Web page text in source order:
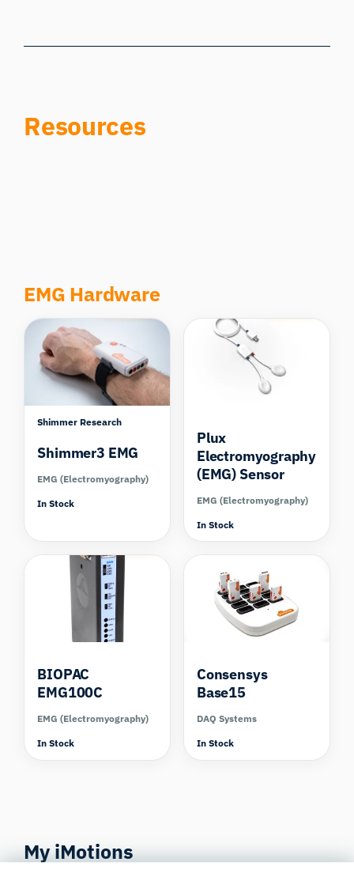
Resources
EMG Hardware
Shimmer Research
Shimmer3 EMG
EMG (Electromyography)
In Stock
Compare
Plux
Electromyography
(EMG) Sensor
EMG (Electromyography)
In Stock
BIOPAC
EMG100C
EMG (Electromyography)
In Stock
Consensys
Base15
DAQ Systems
In Stock
My iMotions